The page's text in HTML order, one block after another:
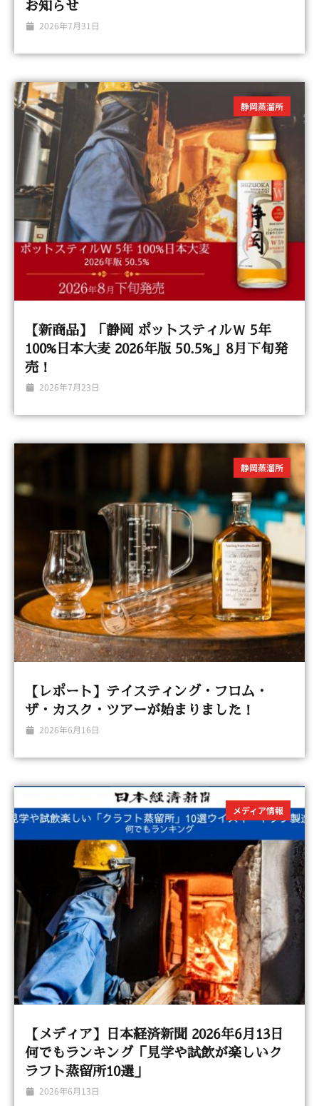
お知らせ
2026年7月31日
静岡蒸溜所
【新商品】「静岡 ポットスティルＷ 5年
100%日本大麦 2026年版 50.5%」8月下旬発
売！
2026年7月23日
静岡蒸溜所
【レポート】テイスティング・フロム・
ザ・カスク・ツアーが始まりました！
2026年6月16日
メディア情報
【メディア】日本経済新聞 2026年6月13日
何でもランキング「見学や試飲が楽しいク
ラフト蒸留所10選」
2026年6月13日